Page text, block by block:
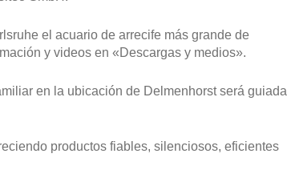
el acuario de arrecife más grande de
y videos en «Descargas y medios».
en la ubicación de Delmenhorst será guiada
productos fiables, silenciosos, eficientes